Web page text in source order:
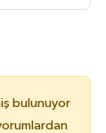
bulunuyor